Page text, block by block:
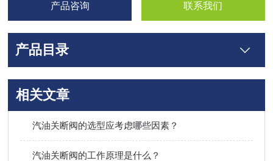
产品咨询 联系我们
产品目录
相关文章
汽油关断阀的选型应考虑哪些因素？
汽油关断阀的工作原理是什么？